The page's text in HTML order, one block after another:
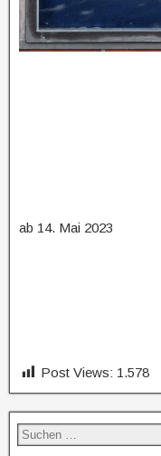
ab 14. Mai 2023
Post Views: 1.578